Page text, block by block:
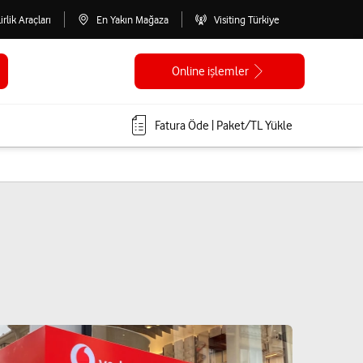
Araçları En Yakın Mağaza Visiting Türkiye
Online işlemler
Fatura Öde | Paket/TL Yükle